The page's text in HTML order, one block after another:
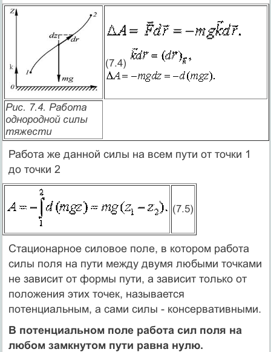
(7.4)
Рис. 7.4. Работа
однородной силы
тяжести
Работа же данной силы на всем пути от точки 1
до точки 2
(7.5)
Стационарное силовое поле, в котором работа
силы поля на пути между двумя любыми точками
не зависит от формы пути, а зависит только от
положения этих точек, называется
потенциальным, а сами силы - консервативными.
В потенциальном поле работа сил поля на
любом замкнутом пути равна нулю.